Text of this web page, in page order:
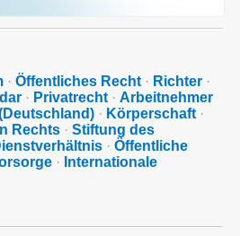
· Öffentliches Recht · Richter ·
· Privatrecht · Arbeitnehmer
· Körperschaft ·
Rechts · Stiftung des
· Öffentliche
· Internationale